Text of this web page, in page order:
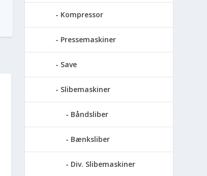
Kompressor
Pressemaskiner
Save
Slibemaskiner
Båndsliber
Bænksliber
Div. Slibemaskiner